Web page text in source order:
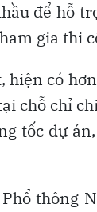
để hỗ
gia thi
hiện có
chỗ chỉ
tốc dự
thông